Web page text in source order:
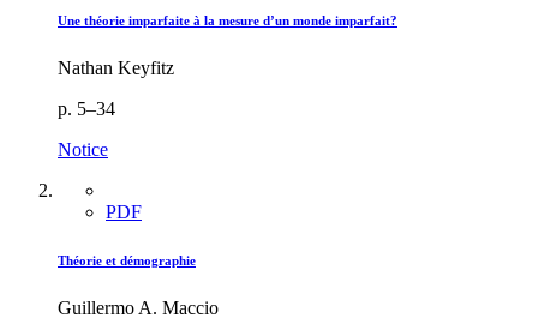
Une théorie imparfaite à la mesure d’un monde imparfait?
Nathan Keyfitz
p. 5–34
Notice
PDF
Théorie et démographie
Guillermo A. Maccio